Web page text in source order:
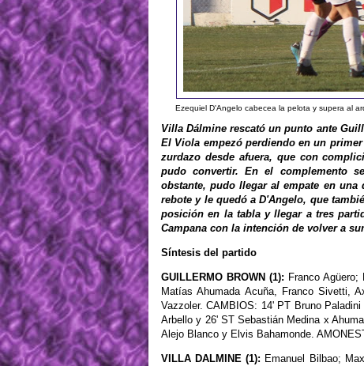
Ezequiel D'Angelo cabecea la pelota y supera al
Villa Dálmine rescató un punto ante
El Viola empezó perdiendo en un
zurdazo desde afuera, que con
pudo convertir. En el complemento
obstante, pudo llegar al empate en
rebote y le quedó a D'Angelo, que
posición en la tabla y llegar a tres
Campana con la intención de volver a
Síntesis del partido
GUILLERMO BROWN (1): Franco
Matías Ahumada Acuña, Franco Sivetti,
Vazzoler. CAMBIOS: 14' PT Bruno
Arbello y 26' ST Sebastián Medina x
Alejo Blanco y Elvis Bahamonde.
VILLA DALMINE (1): Emanuel Bilbao;